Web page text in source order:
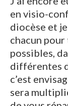
en visio-
diocèse et
chacun
possibles,
différentes
c’est
sera